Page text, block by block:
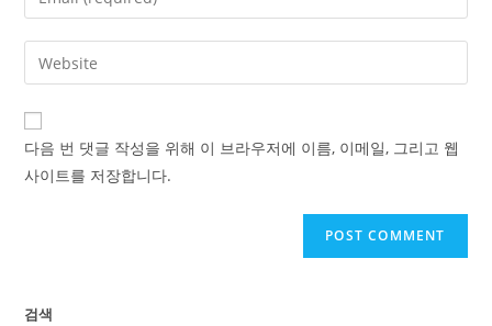
comment
your
email
address
comment
Enter
your
website
URL
다음 번 댓글 작성을 위해 이 브라우저에 이름, 이메일, 그리고 웹
사이트를 저장합니다.
검색